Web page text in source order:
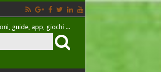
guide, app, giochi ...